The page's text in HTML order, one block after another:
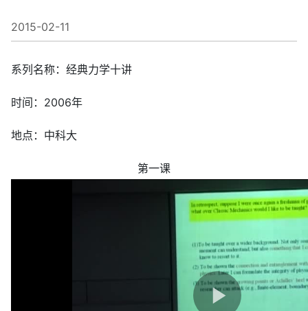
2015-02-11
系列名称：经典力学十讲
时间：2006年
地点：中科大
第一课